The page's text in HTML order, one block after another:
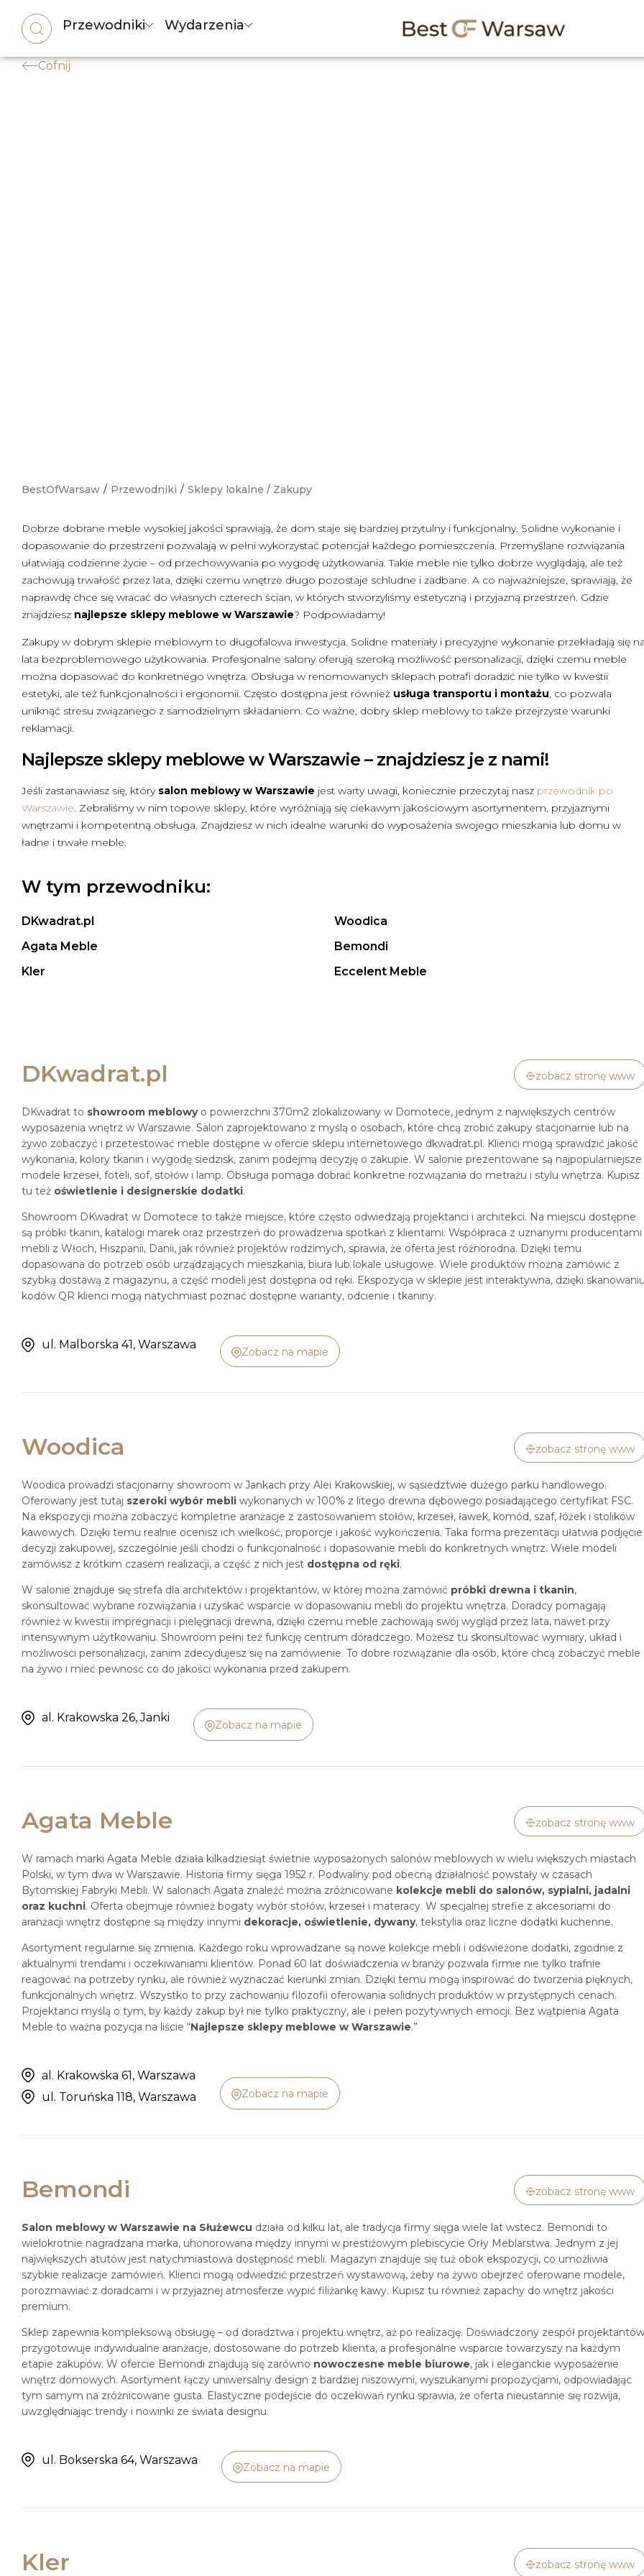
Przewodniki Wydarzenia
Cofnij
BestOfWarsaw / Przewodniki / Sklepy lokalne / Zakupy
Dobrze dobrane meble wysokiej jakości sprawiają, że dom staje się bardziej przytulny i funkcjonalny. Solidne wykonanie i
dopasowanie do przestrzeni pozwalają w pełni wykorzystać potencjał każdego pomieszczenia. Przemyślane rozwiązania
ułatwiają codzienne życie – od przechowywania po wygodę użytkowania. Takie meble nie tylko dobrze wyglądają, ale też
zachowują trwałość przez lata, dzięki czemu wnętrze długo pozostaje schludne i zadbane. A co najważniejsze, sprawiają, że
naprawdę chce się wracać do własnych czterech ścian, w których stworzyliśmy estetyczną i przyjazną przestrzeń. Gdzie
znajdziesz najlepsze sklepy meblowe w Warszawie? Podpowiadamy!
Zakupy w dobrym sklepie meblowym to długofalowa inwestycja. Solidne materiały i precyzyjne wykonanie przekładają się
lata bezproblemowego użytkowania. Profesjonalne salony oferują szeroką możliwość personalizacji, dzięki czemu meble
można dopasować do konkretnego wnętrza. Obsługa w renomowanych sklepach potrafi doradzić nie tylko w kwestii
estetyki, ale też funkcjonalności i ergonomii. Często dostępna jest również usługa transportu i montażu, co pozwala
uniknąć stresu związanego z samodzielnym składaniem. Co ważne, dobry sklep meblowy to także przejrzyste warunki
reklamacji.
Najlepsze sklepy meblowe w Warszawie – znajdziesz je z nami!
Jeśli zastanawiasz się, który salon meblowy w Warszawie jest warty uwagi, koniecznie przeczytaj nasz przewodnik po
Warszawie. Zebraliśmy w nim topowe sklepy, które wyróżniają się ciekawym jakościowym asortymentem, przyjaznymi
wnętrzami i kompetentną obsługa. Znajdziesz w nich idealne warunki do wyposażenia swojego mieszkania lub domu w
ładne i trwałe meble.
W tym przewodniku:
DKwadrat.pl
Woodica
Agata Meble
Bemondi
Kler
Eccelent Meble
DKwadrat.pl zobacz stronę www
DKwadrat to showroom meblowyo powierzchni 370m2 zlokalizowany w Domotece, jednym z największych centrów
wyposażenia wnętrz w Warszawie. Salon zaprojektowano z myślą o osobach, które chcą zrobić zakupy stacjonarnie lub na
żywo zobaczyć i przetestować meble dostępne w ofercie sklepu internetowego dkwadrat.pl. Klienci mogą sprawdzić jakość
wykonania, kolory tkanin i wygodę siedzisk, zanim podejmą decyzję o zakupie. W salonie prezentowane są najpopularniejsze
modele krzeseł, foteli, sof, stołów i lamp. Obsługa pomaga dobrać konkretne rozwiązania do metrażu i stylu wnętrza. Kupisz
tu też oświetlenie i designerskie dodatki.
Showroom DKwadrat w Domotece to także miejsce, które często odwiedzają projektanci i architekci. Na miejscu dostępne
są próbki tkanin, katalogi marek oraz przestrzeń do prowadzenia spotkań z klientami. Współpraca z uznanymi producentami
mebli z Włoch, Hiszpanii, Danii, jak również projektów rodzimych, sprawia, że oferta jest różnorodna. Dzięki temu
dopasowana do potrzeb osób urządzających mieszkania, biura lub lokale usługowe. Wiele produktów można zamówić z
szybką dostawą z magazynu, a część modeli jest dostępna od ręki. Ekspozycja w sklepie jest interaktywna, dzięki
kodów QR klienci mogą natychmiast poznać dostępne warianty, odcienie i tkaniny.
ul. Malborska 41, Warszawa
Zobacz na mapie
Woodica zobacz stronę www
Woodica prowadzi stacjonarny showroom w Jankach przy Alei Krakowskiej, w sąsiedztwie dużego parku handlowego.
Oferowany jest tutaj szeroki wybór mebli wykonanych w 100% z litego drewna dębowego posiadającego certyfikat FSC.
Na ekspozycji można zobaczyć kompletne aranżacje z zastosowaniem stołów, krzeseł, ławek, komód, szaf, łóżek i stolików
kawowych. Dzięki temu realnie ocenisz ich wielkość, proporcje i jakość wykończenia. Taka forma prezentacji ułatwia podjęcie
decyzji zakupowej, szczególnie jeśli chodzi o funkcjonalność i dopasowanie mebli do konkretnych wnętrz. Wiele modeli
zamówisz z krótkim czasem realizacji, a część z nich jest dostępna od ręki.
W salonie znajduje się strefa dla architektów i projektantów, w której można zamówić próbki drewna i tkanin,
skonsultować wybrane rozwiązania i uzyskać wsparcie w dopasowaniu mebli do projektu wnętrza. Doradcy pomagają
również w kwestii impregnacji i pielęgnacji drewna, dzięki czemu meble zachowają swój wygląd przez lata, nawet przy
intensywnym użytkowaniu. Showroom pełni też funkcję centrum doradczego. Możesz tu skonsultować wymiary, układ i
możliwości personalizacji, zanim zdecydujesz się na zamówienie. To dobre rozwiązanie dla osób, które chcą zobaczyć meble
na żywo i mieć pewność co do jakości wykonania przed zakupem.
al. Krakowska 26, Janki
Zobacz na mapie
Agata Meble zobacz stronę www
W ramach marki Agata Meble działa kilkadziesiąt świetnie wyposażonych salonów meblowych w wielu większych miastach
Polski, w tym dwa w Warszawie. Historia firmy sięga 1952 r. Podwaliny pod obecną działalność powstały w czasach
Bytomskiej Fabryki Mebli. W salonach Agata znaleźć można zróżnicowane kolekcje mebli do salonów, sypialni, jadalni
oraz kuchni. Oferta obejmuje również bogaty wybór stołów, krzeseł i materacy. W specjalnej strefie z akcesoriami do
aranżacji wnętrz dostępne są między innymi dekoracje, oświetlenie, dywany, tekstylia oraz liczne dodatki kuchenne.
Asortyment regularnie się zmienia. Każdego roku wprowadzane są nowe kolekcje mebli i odświeżone dodatki, zgodnie z
aktualnymi trendami i oczekiwaniami klientów. Ponad 60 lat doświadczenia w branży pozwala firmie nie tylko trafnie
reagować na potrzeby rynku, ale również wyznaczać kierunki zmian. Dzięki temu mogą inspirować do tworzenia pięknych,
funkcjonalnych wnętrz. Wszystko to przy zachowaniu filozofii oferowania solidnych produktów w przystępnych cenach.
Projektanci myślą o tym, by każdy zakup był nie tylko praktyczny, ale i pełen pozytywnych emocji. Bez wątpienia Agata
Meble to ważna pozycja na liście “Najlepsze sklepy meblowe w Warszawie.”
al. Krakowska 61, Warszawa
ul. Toruńska 118, Warszawa
Zobacz na mapie
Bemondi zobacz stronę www
Salon meblowy w Warszawie na Służewcu działa od kilku lat, ale tradycja firmy sięga wiele lat wstecz. Bemondi to
wielokrotnie nagradzana marka, uhonorowana między innymi w prestiżowym plebiscycie Orły Meblarstwa. Jednym z jej
największych atutów jest natychmiastowa dostępność mebli. Magazyn znajduje się tuż obok ekspozycji, co umożliwia
szybkie realizacje zamówień. Klienci mogą odwiedzić przestrzeń wystawową, żeby na żywo obejrzeć oferowane modele,
porozmawiać z doradcami i w przyjaznej atmosferze wypić filiżankę kawy. Kupisz tu również zapachy do wnętrz jakości
premium.
Sklep zapewnia kompleksową obsługę – od doradztwa i projektu wnętrz, aż po realizację. Doświadczony zespół projektantów
przygotowuje indywidualne aranżacje, dostosowane do potrzeb klienta, a profesjonalne wsparcie towarzyszy na każdym
etapie zakupów. W ofercie Bemondi znajdują się zarówno nowoczesne meble biurowe, jak i eleganckie wyposażenie
wnętrz domowych. Asortyment łączy uniwersalny design z bardziej niszowymi, wyszukanymi propozycjami, odpowiadając
tym samym na zróżnicowane gusta. Elastyczne podejście do oczekiwań rynku sprawia, że oferta nieustannie się rozwija,
uwzględniając trendy i nowinki ze świata designu.
ul. Bokserska 64, Warszawa
Zobacz na mapie
Kler zobacz stronę www